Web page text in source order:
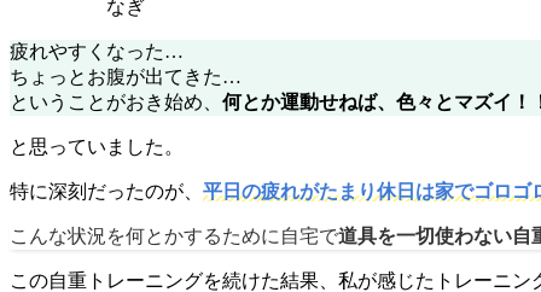
なぎ
疲れやすくなった…
ちょっとお腹が出てきた…
ということがおき始め、 何とか運動せねば、色々とマズイ！
と思っていました。
特に深刻だったのが、 平日の疲れがたまり休日は家でゴロゴ
こんな状況を何とかするために自宅で道具を一切使わない自
この自重トレーニングを続けた結果、私が感じたトレーニン